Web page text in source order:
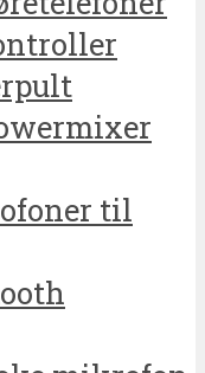
til